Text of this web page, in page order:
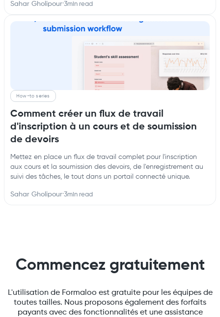
Sahar Gholipour·3min read
How-to series
Comment créer un flux de travail
d'inscription à un cours et de soumission
de devoirs
Mettez en place un flux de travail complet pour l'inscription
aux cours et la soumission des devoirs, de l'enregistrement au
suivi des tâches, le tout dans un portail connecté unique.
Sahar Gholipour·3min read
Commencez gratuitement
L'utilisation de Formaloo est gratuite pour les équipes de
toutes tailles. Nous proposons également des forfaits
payants avec des fonctionnalités et une assistance